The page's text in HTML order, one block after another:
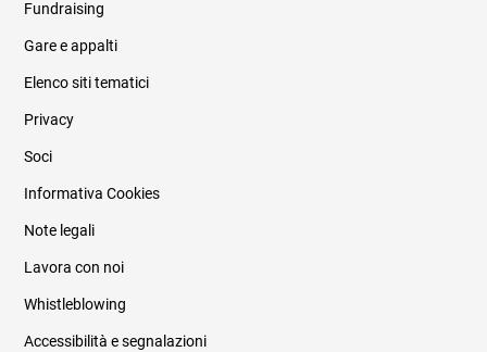
Informazioni legali e trasparenza
Fundraising
Gare e appalti
Elenco siti tematici
Privacy
Soci
Informativa Cookies
Note legali
Lavora con noi
Whistleblowing
Accessibilità e segnalazioni